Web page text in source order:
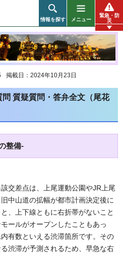
情報を探す メニュー
緊急・防
災
掲載日：2024年10月23日
質疑質問・答弁全文（尾花
整備-
交差点は、上尾運動公園やJR上尾
中山道の拡幅が都市計画決定後に
、上下線ともに右折帯がないこと
ールがオープンしたこともあっ
有数といえる渋滞箇所です。その
渋滞が予測されるため、早急な右